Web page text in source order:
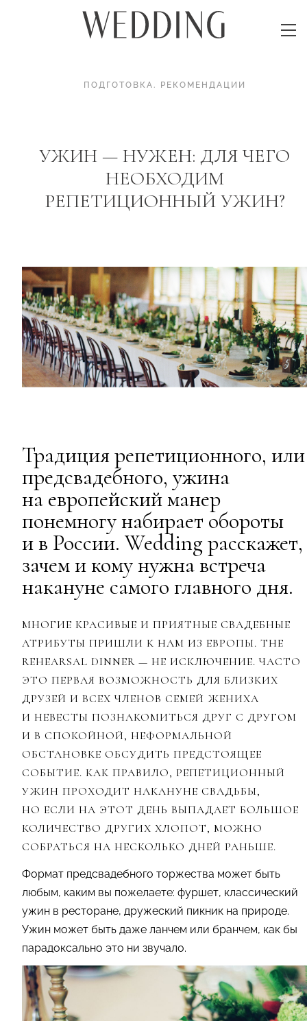
ПОДГОТОВКА. РЕКОМЕНДАЦИИ
УЖИН — НУЖЕН: ДЛЯ ЧЕГО
НЕОБХОДИМ
РЕПЕТИЦИОННЫЙ УЖИН?
Традиция репетиционного, или
предсвадебного, ужина
на европейский манер
понемногу набирает обороты
и в России. Wedding расскажет,
зачем и кому нужна встреча
накануне самого главного дня.
МНОГИЕ КРАСИВЫЕ И ПРИЯТНЫЕ СВАДЕБНЫЕ
АТРИБУТЫ ПРИШЛИ К НАМ ИЗ ЕВРОПЫ. THE
REHEARSAL DINNER — НЕ ИСКЛЮЧЕНИЕ. ЧАСТО
ЭТО ПЕРВАЯ ВОЗМОЖНОСТЬ ДЛЯ БЛИЗКИХ
ДРУЗЕЙ И ВСЕХ ЧЛЕНОВ СЕМЕЙ ЖЕНИХА
И НЕВЕСТЫ ПОЗНАКОМИТЬСЯ ДРУГ С ДРУГОМ
И В СПОКОЙНОЙ, НЕФОРМАЛЬНОЙ
ОБСТАНОВКЕ ОБСУДИТЬ ПРЕДСТОЯЩЕЕ
СОБЫТИЕ. КАК ПРАВИЛО, РЕПЕТИЦИОННЫЙ
УЖИН ПРОХОДИТ НАКАНУНЕ СВАДЬБЫ,
НО ЕСЛИ НА ЭТОТ ДЕНЬ ВЫПАДАЕТ БОЛЬШОЕ
КОЛИЧЕСТВО ДРУГИХ ХЛОПОТ, МОЖНО
СОБРАТЬСЯ НА НЕСКОЛЬКО ДНЕЙ РАНЬШЕ.
Формат предсвадебного торжества может быть
любым, каким вы пожелаете: фуршет, классический
ужин в ресторане, дружеский пикник на природе.
Ужин может быть даже ланчем или бранчем, как бы
парадоксально это ни звучало.